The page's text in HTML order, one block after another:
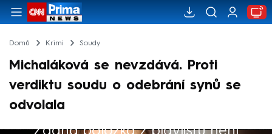
Domů Krimi Soudy
Michaláková se nevzdává. Proti
verdiktu soudu o odebrání synů se
odvolala
Žádná položka z playlistu není